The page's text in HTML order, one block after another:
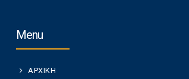
Menu
ΑΡΧΙΚΗ